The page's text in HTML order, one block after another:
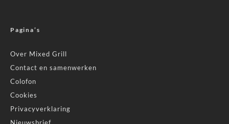
Pagina’s
Over Mixed Grill
Contact en samenwerken
Colofon
Cookies
Privacyverklaring